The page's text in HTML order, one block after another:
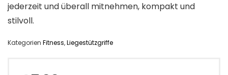
jederzeit und überall mitnehmen, kompakt und
stilvoll.
Kategorien Fitness,Liegestützgriffe